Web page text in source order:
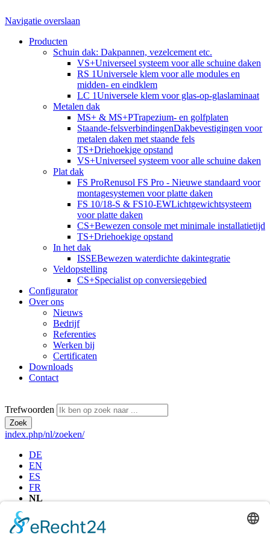
Navigatie overslaan
Producten
Schuin dak: Dakpannen, vezelcement etc.
VS+Universeel systeem voor alle schuine daken
RS 1Universele klem voor alle modules en
midden- en eindklem
LC 1Universele klem voor glas-op-glaslaminaat
Metalen dak
MS+ & MS+PTrapezium- en golfplaten
Staande-felsverbindingenDakbevestigingen voor
metalen daken met staande fels
TS+Driehoekige opstand
VS+Universeel systeem voor alle schuine daken
Plat dak
FS ProRenusol FS Pro - Nieuwe standaard voor
montagesystemen voor platte daken
FS 10/18-S & FS10-EWLichtgewichtsysteem
voor platte daken
CS+Bewezen console met minimale installatietijd
TS+Driehoekige opstand
In het dak
ISSEBewezen waterdichte dakintegratie
Veldopstelling
CS+Specialist op conversiegebied
Configurator
Over ons
Nieuws
Bedrijf
Referenties
Werken bij
Certificaten
Downloads
Contact
Trefwoorden
Zoek
index.php/nl/zoeken/
DE
EN
ES
FR
NL
Bel mij terug